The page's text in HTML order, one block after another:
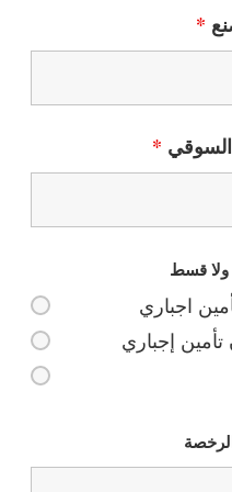
*
*
ولا قسط
اجباري
إجباري